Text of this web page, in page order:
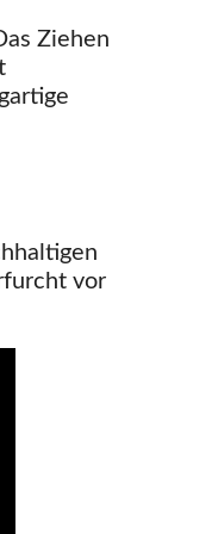
Ziehen
vor